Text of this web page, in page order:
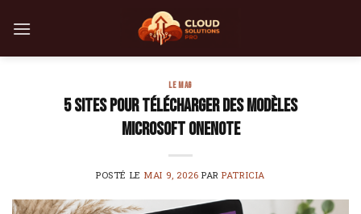
LE MAG
5 sites pour télécharger des modèles
Microsoft OneNote
POSTÉ LE MAI 9, 2026 PARPATRICIA